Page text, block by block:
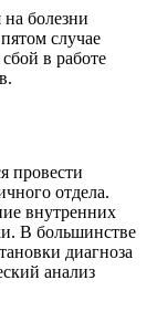
болезни
случае
в работе
провести
отдела.
внутренних
В большинстве
диагноза
анализ